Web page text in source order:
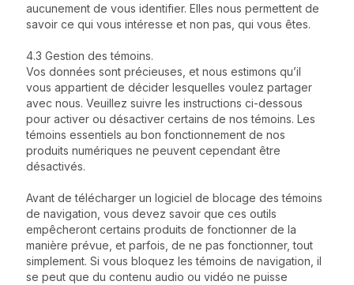
aucunement de vous identifier. Elles nous permettent de
savoir ce qui vous intéresse et non pas, qui vous êtes.
4.3 Gestion des témoins.
Vos données sont précieuses, et nous estimons qu’il
vous appartient de décider lesquelles voulez partager
avec nous. Veuillez suivre les instructions ci-dessous
pour activer ou désactiver certains de nos témoins. Les
témoins essentiels au bon fonctionnement de nos
produits numériques ne peuvent cependant être
désactivés.
Avant de télécharger un logiciel de blocage des témoins
de navigation, vous devez savoir que ces outils
empêcheront certains produits de fonctionner de la
manière prévue, et parfois, de ne pas fonctionner, tout
simplement. Si vous bloquez les témoins de navigation, il
se peut que du contenu audio ou vidéo ne puisse